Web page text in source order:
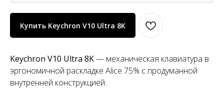
Купить Keychron V10 Ultra 8K
Keychron V10 Ultra 8K— механическая клавиатура в
эргономичной раскладке Alice 75% с продуманной
внутренней конструкцией.